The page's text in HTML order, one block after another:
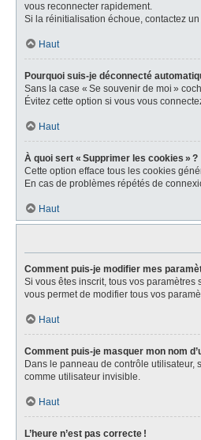
vous reconnecter rapidement.
Si la réinitialisation échoue, contactez
Haut
Pourquoi suis-je déconnecté
Sans la case « Se souvenir de moi »
Évitez cette option si vous vous
Haut
À quoi sert « Supprimer les cookies » ?
Cette option efface tous les cookies
En cas de problèmes répétés de
Haut
Comment puis-je modifier mes
Si vous êtes inscrit, tous vos
vous permet de modifier tous vos
Haut
Comment puis-je masquer mon nom
Dans le panneau de contrôle utilisateur,
comme utilisateur invisible.
Haut
L’heure n’est pas correcte !